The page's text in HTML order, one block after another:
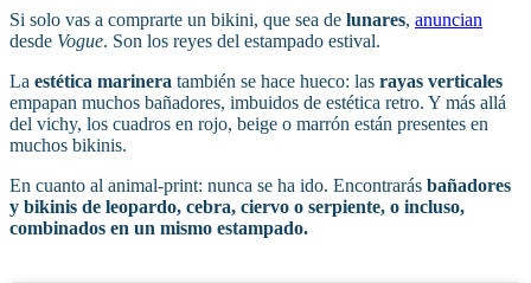
Si solo vas a comprarte un bikini, que sea de lunares, anuncian
desde Vogue. Son los reyes del estampado estival.
La estética marinera también se hace hueco: las rayas verticales
empapan muchos bañadores, imbuidos de estética retro. Y más allá
del vichy, los cuadros en rojo, beige o marrón están presentes en
muchos bikinis.
En cuanto al animal-print: nunca se ha ido. Encontrarás bañadores
y bikinis de leopardo, cebra, ciervo o serpiente, o incluso,
combinados en un mismo estampado.